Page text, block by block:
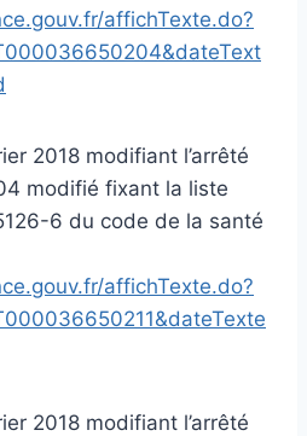
affichTexte.do?
2018 modifiant l’arrêté
modifié fixant la liste
6 du code de la santé
affichTexte.do?
2018 modifiant l’arrêté